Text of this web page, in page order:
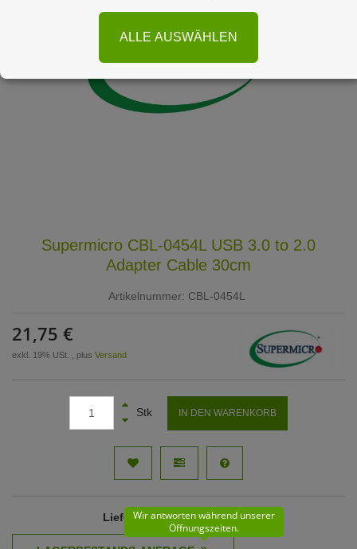
Supermicro CBL-0454L USB 3.0 to 2.0
Adapter Cable 30cm
Artikelnummer: CBL-0454L
21,75 €
exkl. 19% USt. , plus Versand
Stk IN DEN WARENKORB
Lieferzeit: 61 - 62 Werktage
Wir antworten während unserer
Öffnungszeiten.
ALLE AUSWÄHLEN